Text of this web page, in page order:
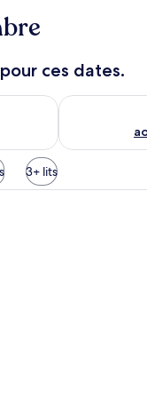
ces dates.
soir août 8 - août 9
Vérifier la
3+ lits
chambre d’hôtel